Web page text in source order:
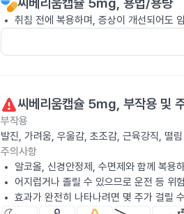
취침 전에 복용하며, 증상이 개선되어도
씨베리움캡슐 5mg, 부작용 및
부작용
발진, 가려움, 우울감, 초조감, 근육강직, 떨
주의사항
알코올, 신경안정제, 수면제와 함께 복용
어지럽거나 졸릴 수 있으므로 운전 등 위
효과가 완전히 나타나려면 몇 주가 걸릴